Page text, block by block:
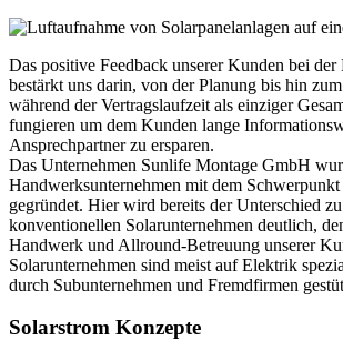
Das positive Feedback unserer Kunden bei
bestärkt uns darin, von der Planung bis hin
während der Vertragslaufzeit als einziger
fungieren um dem Kunden lange
Ansprechpartner zu ersparen.
Das Unternehmen Sunlife Montage GmbH
Handwerksunternehmen mit dem
gegründet. Hier wird bereits der Unterschied
konventionellen Solarunternehmen deutlich,
Handwerk und Allround-Betreuung unserer
Solarunternehmen sind meist auf Elektrik
durch Subunternehmen und Fremdfirmen
Solarstrom Konzepte